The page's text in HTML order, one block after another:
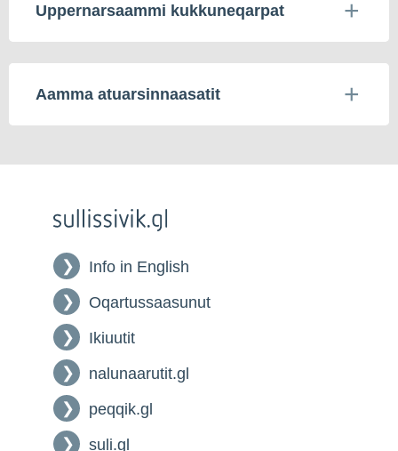
Uppernarsaammi kukkuneqarpat
Aamma atuarsinnaasatit
Info in English
Oqartussaasunut
Ikiuutit
nalunaarutit.gl
peqqik.gl
suli.gl